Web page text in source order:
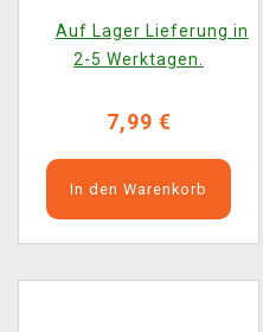
Auf Lager Lieferung in
2-5 Werktagen.
7,99 €
In den Warenkorb